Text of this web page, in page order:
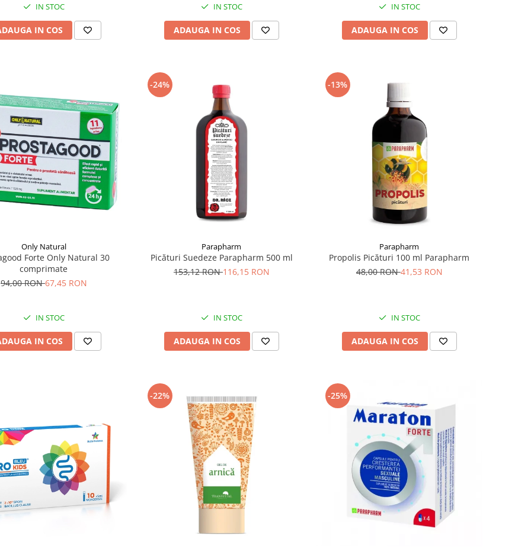
IN STOC
IN COS
IN STOC
ADAUGA IN COS
IN STOC
ADAUGA IN COS
Only Natural
Forte Only Natural 30
comprimate
94,00 RON67,45 RON
IN STOC
IN COS
-24%
Parapharm
Picături Suedeze Parapharm 500 ml
153,12 RON116,15 RON
IN STOC
ADAUGA IN COS
-13%
Parapharm
Propolis Picături 100 ml Parapharm
48,00 RON41,53 RON
IN STOC
ADAUGA IN COS
-22% -25%